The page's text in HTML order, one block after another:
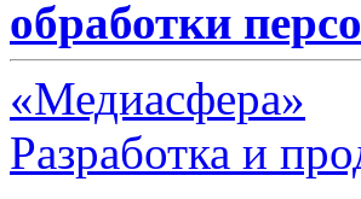
обработки
«Медиасфера»
Разработка и